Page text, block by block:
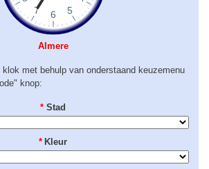
Almere
klok met behulp van onderstaand keuzemenu
knop:
* Stad
* Kleur